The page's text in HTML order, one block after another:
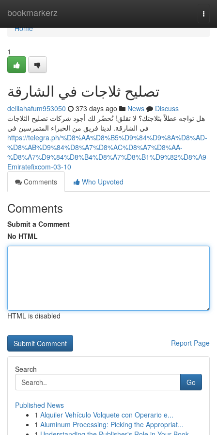
bookmarkerz
Home
Home
1
تصليح ثلاجات في الشارقة
delilahafum953050 373 days ago News
Discuss
هل تواجه عطلاً بثلاجتك؟ لا تقلق! نُحضّر لك أجود شركات تصليح الثلاجات
في الشارقة. لدينا فريق من الخبراء المتمرسين في
https://telegra.ph/%D8%AA%D8%B5%D9%84%D9%8A%D8%AD-
%D8%AB%D9%84%D8%A7%D8%AC%D8%A7%D8%AA-
%D8%A7%D9%84%D8%B4%D8%A7%D8%B1%D9%82%D8%A9-
Emiratefixcom-03-10
Comments
Who Upvoted
Comments
Submit a Comment
No HTML
HTML is disabled
Report Page
Search
Go
Published News
1 Alquiler Vehículo Volquete con Operario e...
1 Aluminum Processing: Picking the Appropriat...